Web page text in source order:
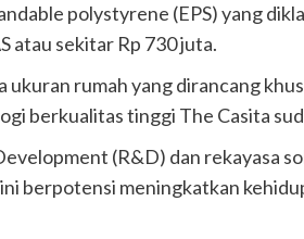
polystyrene (EPS) yang
atau sekitar Rp 730 juta.
rumah yang dirancang
berkualitas tinggi The Casita
(R&D) dan rekayasa
berpotensi meningkatkan